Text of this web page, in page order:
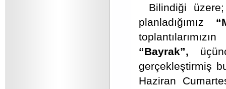
Bilindiği
planladığımız
“Bayrak”,
gerçekleştirmiş
Haziran